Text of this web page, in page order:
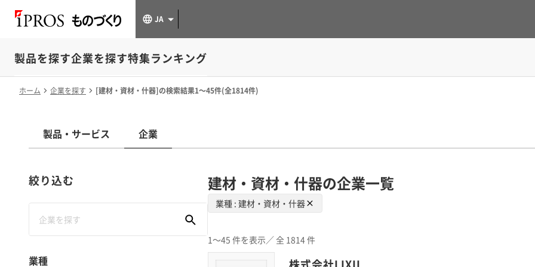
JA
製品を探す企業を探す特集ランキング
ホーム 企業を探す [建材・資材・什器]の検索結果1～45件(全1814件)
製品・サービス 企業
建材・資材・什器の企業一覧
業種 : 建材・資材・什器
1～45 件を表示／ 全 1814 件
絞り込む
業種